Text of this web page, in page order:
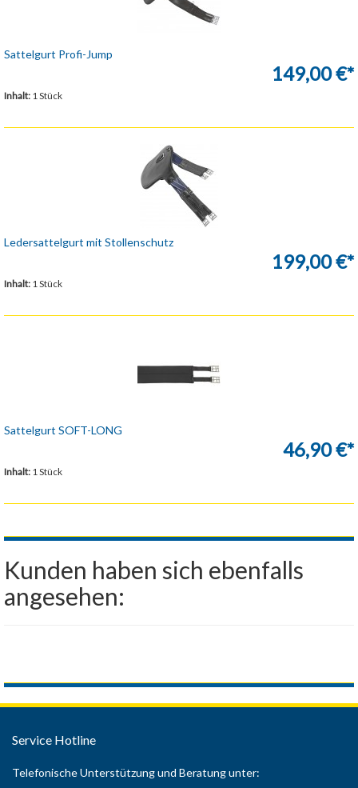
Sattelgurt Profi-Jump
149,00 €*
Inhalt: 1 Stück
Ledersattelgurt mit Stollenschutz
199,00 €*
Inhalt: 1 Stück
Sattelgurt SOFT-LONG
46,90 €*
Inhalt: 1 Stück
Kunden haben sich ebenfalls
angesehen:
Service Hotline
Telefonische Unterstützung und Beratung unter: